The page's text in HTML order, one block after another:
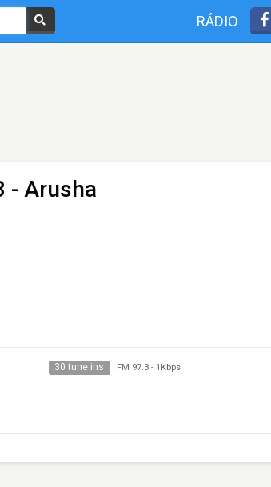
RÁDIO
- Arusha
30 tune ins FM 97.3- 1Kbps